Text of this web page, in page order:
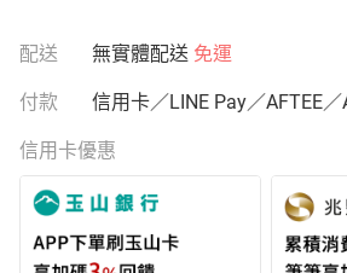
配送 無實體配送 免運
付款 信用卡／LINE Pay／AFTEE／
信用卡優惠